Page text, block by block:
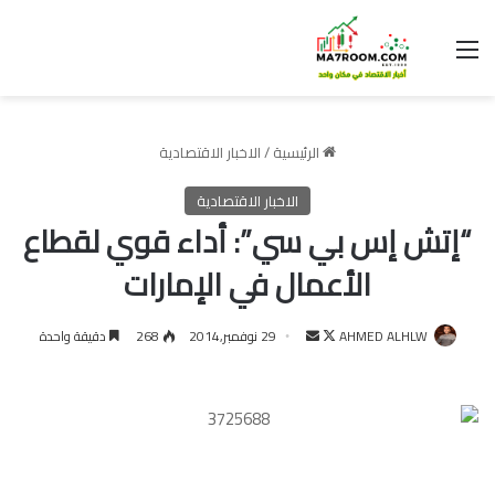
القائمة
الرئيسية/الاخبار الاقتصادية
الاخبار الاقتصادية
“إتش إس بي سي”: أداء قوي لقطاع
الأعمال في الإمارات
AHMED ALHLW
تابعأرسل 29 نوفمبر,2014 268 دقيقة واحدة